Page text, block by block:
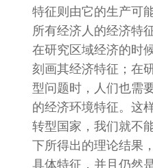
特征则由它的生产可
所有经济人的经济特
在研究区域经济的时
刻画其经济特征；在
型问题时，人们也需
的经济环境特征。这
转型国家，我们就不
下所得出的理论结果
具体特征，并且仍然